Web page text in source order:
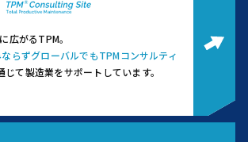
広がるTPM。
らずグローバルでもTPMコンサルティ
じて製造業をサポートしています。